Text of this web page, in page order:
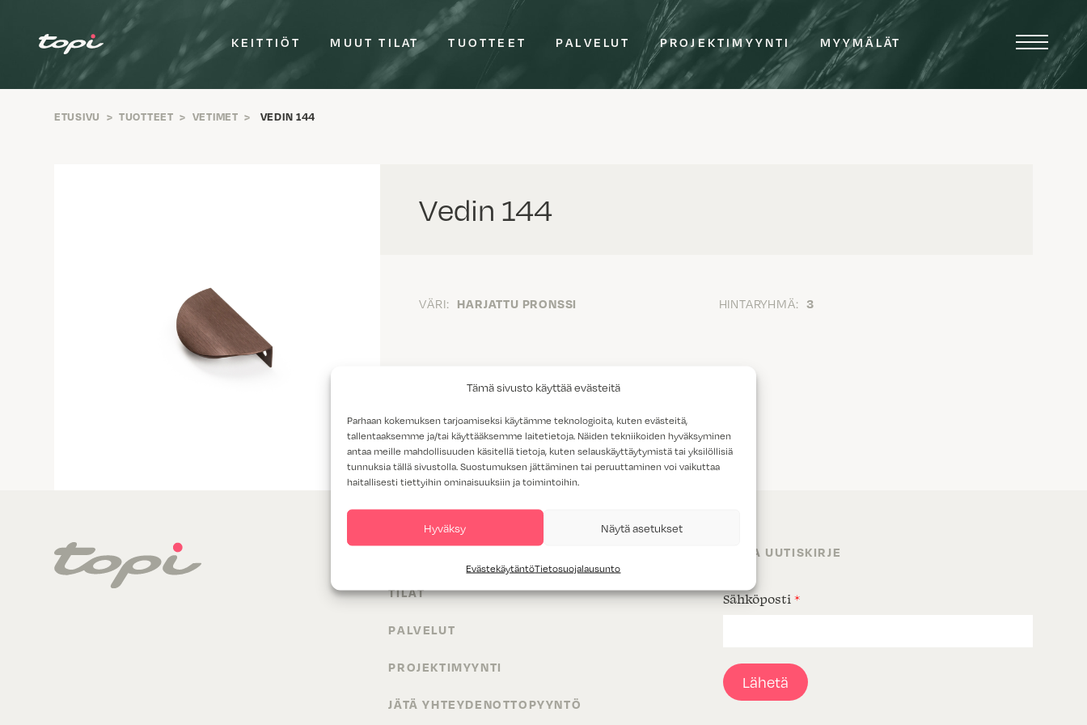
Tämä sivusto käyttää evästeitä
Parhaan kokemuksen tarjoamiseksi käytämme teknologioita, kuten evästeitä,
tallentaaksemme ja/tai käyttääksemme laitetietoja. Näiden tekniikoiden hyväksyminen
antaa meille mahdollisuuden käsitellä tietoja, kuten selauskäyttäytymistä tai yksilöllisiä
tunnuksia tällä sivustolla. Suostumuksen jättäminen tai peruuttaminen voi vaikuttaa
haitallisesti tiettyihin ominaisuuksiin ja toimintoihin.
Hyväksy Näytä asetukset
EvästekäytäntöTietosuojalausunto
KEITTIÖT MUUT TILAT TUOTTEET PALVELUT PROJEKTIMYYNTI MYYMÄLÄT
ETUSIVU > TUOTTEET > VETIMET > VEDIN 144
Vedin 144
VÄRI: HARJATTU PRONSSI HINTARYHMÄ: 3
TILAT
PALVELUT
PROJEKTIMYYNTI
JÄTÄ YHTEYDENOTTOPYYNTÖ
TILAA UUTISKIRJE
Sähköposti *
Lähetä